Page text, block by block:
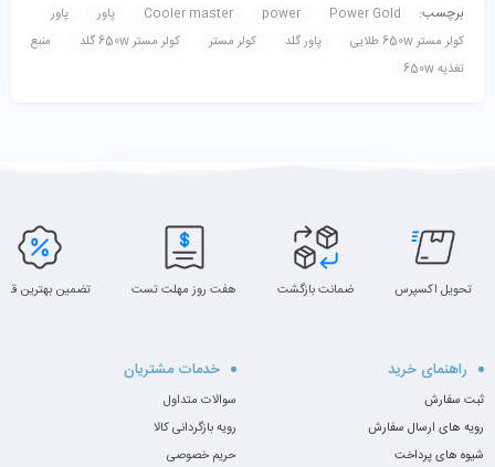
رساندن میزان صدا و افزایش طول عمر قطعات.
برچسب: Cooler master power Power Gold پاور
پاور
کولر مستر 650w طلایی
پاور گلد کولر مستر کولر مستر 650w گلد
منبع
تغذیه 650w
تحویل اکسپرس ضمانت بازگشت هفت روز مهلت تست تضمین بهترین
راهنمای خرید
ثبت سفارش
رویه های ارسال سفارش
شیوه های پرداخت
خدمات مشتریان
سوالات متداول
رویه بازگردانی کالا
حریم خصوصی